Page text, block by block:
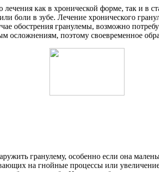
лечения как в хронической форме, так и
боли в зубе. Лечение хронического
обострения гранулемы, возможно
поэтому своевременное
гранулему, особенно если она
на гнойные процессы или